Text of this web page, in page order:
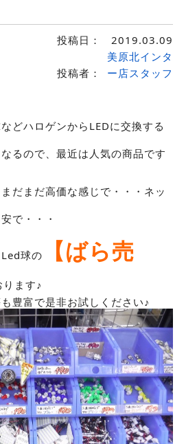
投稿日： 2019.03.09
投稿者：
美原北インタ
ー店スタッフ
どハロゲンからLEDに交換する
るので、最近は人気の商品です
だまだ高価な感じで・・・ネッ
で・・・
球の
【ばら売
ます♪
豊富で是非お試しください♪